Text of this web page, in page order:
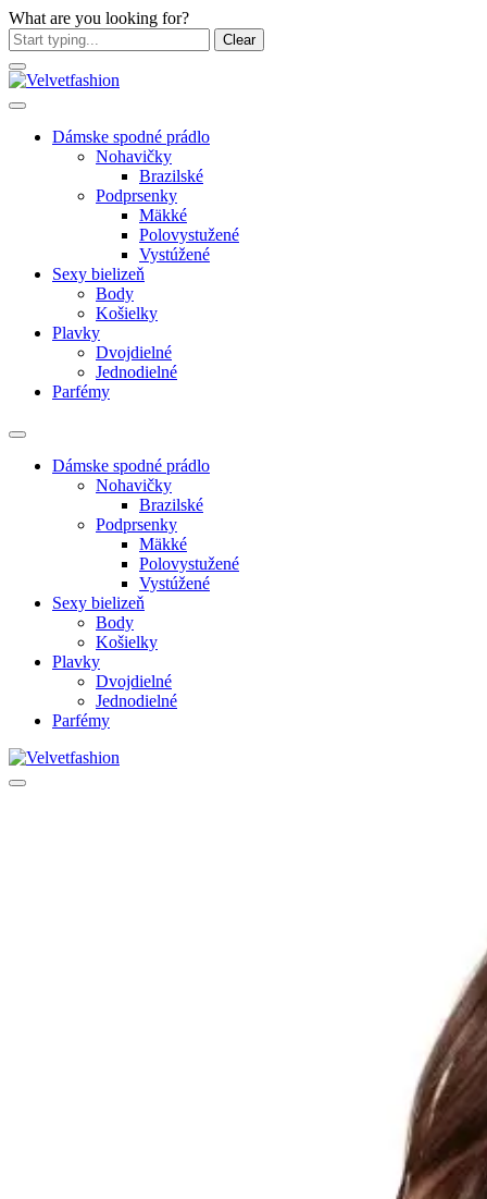
What are you looking for?
Clear
Dámske spodné prádlo
Nohavičky
Brazilské
Podprsenky
Mäkké
Polovystužené
Vystúžené
Sexy bielizeň
Body
Košielky
Plavky
Dvojdielné
Jednodielné
Parfémy
Dámske spodné prádlo
Nohavičky
Brazilské
Podprsenky
Mäkké
Polovystužené
Vystúžené
Sexy bielizeň
Body
Košielky
Plavky
Dvojdielné
Jednodielné
Parfémy